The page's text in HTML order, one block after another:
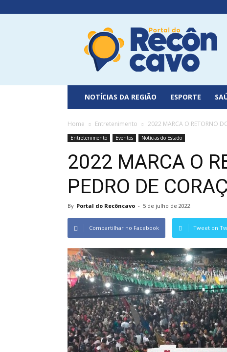
Portal
do
Recôncavo
NOTÍCIAS DA REGIÃO ESPORTE
Home Entretenimento 2022 MARCA O RETORNO
Entretenimento Eventos Notícias do Estado
2022 MARCA O
PEDRO DE
By Portal do Recôncavo - 5 de julho de 2022
Compartilhar no Facebook Tweet on